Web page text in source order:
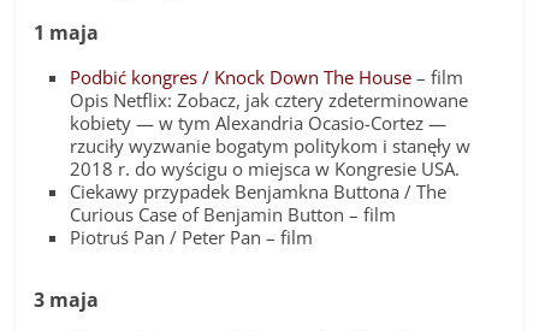
1 maja
Podbić kongres / Knock Down The House – film
Opis Netflix: Zobacz, jak cztery zdeterminowane
kobiety — w tym Alexandria Ocasio-Cortez —
rzuciły wyzwanie bogatym politykom i stanęły w
2018 r. do wyścigu o miejsca w Kongresie USA.
Ciekawy przypadek Benjamkna Buttona / The
Curious Case of Benjamin Button – film
Piotruś Pan / Peter Pan – film
3 maja